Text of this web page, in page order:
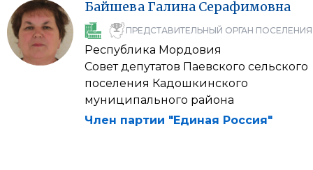
Байшева Галина Серафимовна
ПРЕДСТАВИТЕЛЬНЫЙ ОРГАН ПОСЕЛЕНИЯ
Республика Мордовия
Совет депутатов Паевского сельского
поселения Кадошкинского
муниципального района
Член партии "Единая Россия"